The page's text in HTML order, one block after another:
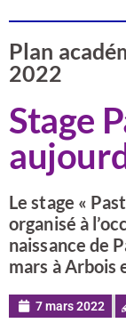
Plan
2022
Stage
Le stage «
organisé à
naissance de
mars à Arbois
7 mars 2022